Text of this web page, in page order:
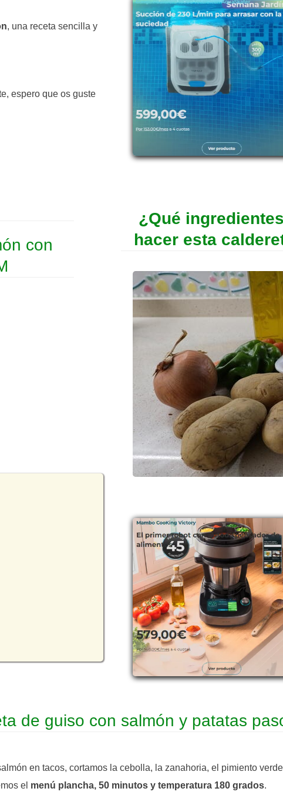
, una receta sencilla y
espero que os guste
con
¿Qué
hacer esta
de guiso con salmón y patatas
en tacos, cortamos la cebolla, la zanahoria, el pimiento
el menú plancha, 50 minutos y temperatura 180 grados.